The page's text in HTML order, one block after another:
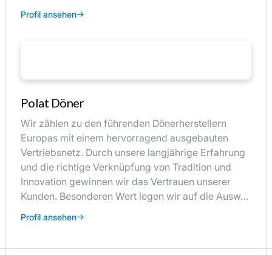
Profil ansehen
Polat Döner
Wir zählen zu den führenden Dönerherstellern
Europas mit einem hervorragend ausgebauten
Vertriebsnetz. Durch unsere langjährige Erfahrung
und die richtige Verknüpfung von Tradition und
Innovation gewinnen wir das Vertrauen unserer
Kunden. Besonderen Wert legen wir auf die Ausw…
Profil ansehen